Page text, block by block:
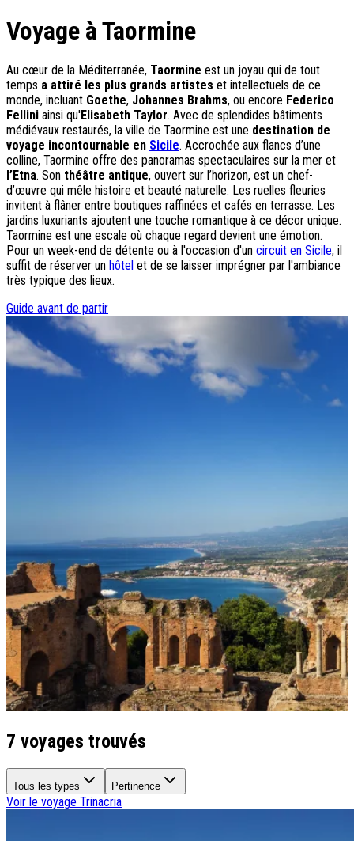
Un circuit au charme slovène
Voyage en petit groupe au Parthénope
Nos voyages
Destinations
Croatie
Espagne
Grèce
Italie
Portugal
Slovénie
Types de voyage
Circuits accompagnés
Circuits en train
Séjours balnéaires
Séjours avec excursions
Week-ends & courts séjours
Itinéraires au volant
Contactez-nous
Satisfaction client
Rejoignez-nous
Voyage à Taormine
Au cœur de la Méditerranée, Taormine est un joyau qui de tout
temps a attiré les plus grands artistes et intellectuels de ce
monde, incluant Goethe, Johannes Brahms, ou encore Federico
Fellini ainsi qu'Elisabeth Taylor. Avec de splendides bâtiments
médiévaux restaurés, la ville de Taormine est une destination de
voyage incontournable en Sicile. Accrochée aux flancs d’une
colline, Taormine offre des panoramas spectaculaires sur la mer et
l’Etna. Son théâtre antique, ouvert sur l’horizon, est un chef-
d’œuvre qui mêle histoire et beauté naturelle. Les ruelles fleuries
invitent à flâner entre boutiques raffinées et cafés en terrasse. Les
jardins luxuriants ajoutent une touche romantique à ce décor unique.
Taormine est une escale où chaque regard devient une émotion.
Pour un week-end de détente ou à l'occasion d'un circuit en Sicile, il
suffit de réserver un hôtel et de se laisser imprégner par l'ambiance
très typique des lieux.
Guide avant de partir
7 voyages trouvés
Tous les types Pertinence
Voir le voyage Trinacria